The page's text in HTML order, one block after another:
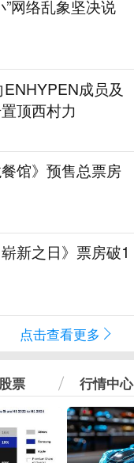
”网络乱象坚决说
成员及
顶西村力
馆》预售总票房
新之日》票房破1
点击查看更多
股票 行情中心